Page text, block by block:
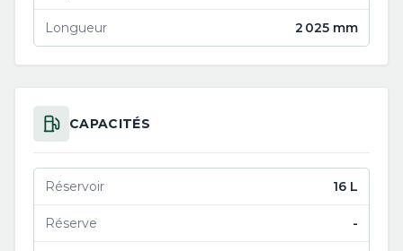
Longueur 2 025 mm
CAPACITÉS
Réservoir 16 L
Réserve -